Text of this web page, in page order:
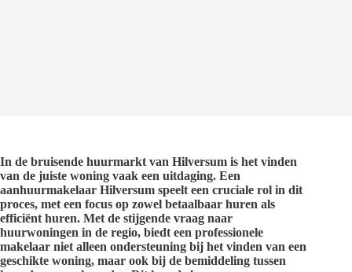
In de bruisende huurmarkt van Hilversum is het vinden
van de juiste woning vaak een uitdaging. Een
aanhuurmakelaar Hilversum speelt een cruciale rol in dit
proces, met een focus op zowel betaalbaar huren als
efficiënt huren. Met de stijgende vraag naar
huurwoningen in de regio, biedt een professionele
makelaar niet alleen ondersteuning bij het vinden van een
geschikte woning, maar ook bij de bemiddeling tussen